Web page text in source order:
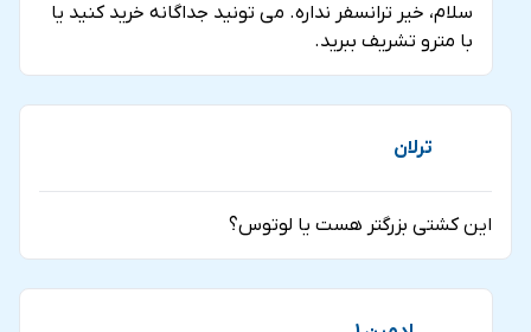
سلام، خیر ترانسفر نداره. می تونید جداگانه خرید کنید یا
با مترو تشریف ببرید.
ترلان
این کشتی بزرگتر هست یا لوتوس؟